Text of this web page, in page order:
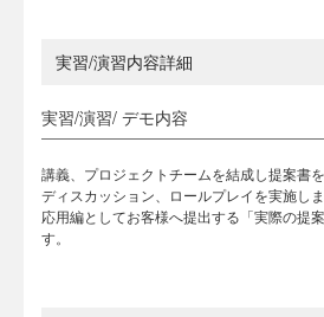
実習/演習内容詳細
実習/演習/ デモ内容
講義、プロジェクトチームを結成し提案書
ディスカッション、ロールプレイを実施しま
応用編としてお客様へ提出する「実際の提
す。